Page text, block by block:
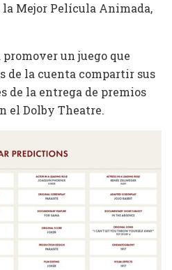
Mejor Película Animada,
un juego que
de la cuenta compartir sus
de la entrega de premios
el Dolby Theatre.